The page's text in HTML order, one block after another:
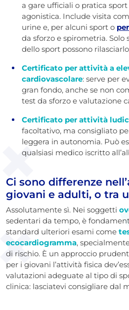
a gare ufficiali o pratica
agonistica. Include visita
urine e, per alcuni sport o
da sforzo e spirometria.
dello sport possono
Certificato per attività a
cardiovascolare: serve per
gran fondo, anche se non
test da sforzo e valutazione
Certificato per attività
facoltativo, ma consigliato
leggera in autonomia. Può
qualsiasi medico iscritto
Ci sono differenze
giovani e adulti, o tra
Assolutamente sì. Nei soggetti
sedentari da tempo, è
standard ulteriori esami come
ecocardiogramma,
di rischio. È un approccio
per i giovani l’attività fisica
valutazioni adeguate al tipo di
clinica: lasciatevi consigliare dal